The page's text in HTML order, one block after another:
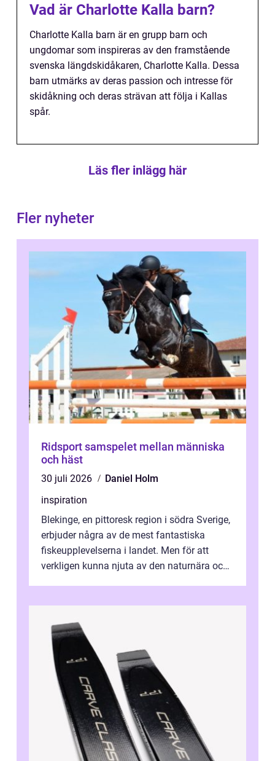
Vad är Charlotte Kalla barn?
Charlotte Kalla barn är en grupp barn och
ungdomar som inspireras av den framstående
svenska längdskidåkaren, Charlotte Kalla. Dessa
barn utmärks av deras passion och intresse för
skidåkning och deras strävan att följa i Kallas
spår.
Läs fler inlägg här
Fler nyheter
Ridsport samspelet mellan människa
och häst
30 juli 2026
Daniel Holm
inspiration
Blekinge, en pittoresk region i södra Sverige,
erbjuder några av de mest fantastiska
fiskeupplevelserna i landet. Men för att
verkligen kunna njuta av den naturnära och